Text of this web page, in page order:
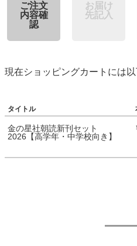
ご注文
内容確
認
お届け
先記入
現在ショッピングカートには
タイトル
金の星社朝読新刊セット
2026【高学年・中学校向き】